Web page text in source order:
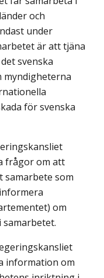
och
under
är att tjäna
svenska
för svenska
frågor om att
samarbete som
om
information om